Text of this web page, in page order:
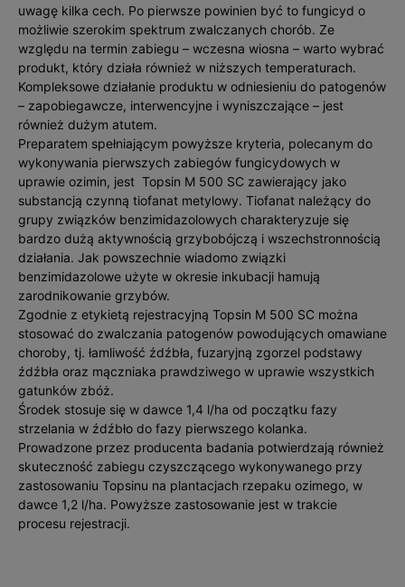
uwagę kilka cech. Po pierwsze powinien być to fungicyd o
możliwie szerokim spektrum zwalczanych chorób. Ze
względu na termin zabiegu – wczesna wiosna – warto wybrać
produkt, który działa również w niższych temperaturach.
Kompleksowe działanie produktu w odniesieniu do patogenów
– zapobiegawcze, interwencyjne i wyniszczające – jest
również dużym atutem.
Preparatem spełniającym powyższe kryteria, polecanym do
wykonywania pierwszych zabiegów fungicydowych w
uprawie ozimin, jest Topsin M 500 SC zawierający jako
substancją czynną tiofanat metylowy. Tiofanat należący do
grupy związków benzimidazolowych charakteryzuje się
bardzo dużą aktywnością grzybobójczą i wszechstronnością
działania. Jak powszechnie wiadomo związki
benzimidazolowe użyte w okresie inkubacji hamują
zarodnikowanie grzybów.
Zgodnie z etykietą rejestracyjną Topsin M 500 SC można
stosować do zwalczania patogenów powodujących omawiane
choroby, tj. łamliwość źdźbła, fuzaryjną zgorzel podstawy
źdźbła oraz mączniaka prawdziwego w uprawie wszystkich
gatunków zbóż.
Środek stosuje się w dawce 1,4 l/ha od początku fazy
strzelania w źdźbło do fazy pierwszego kolanka.
Prowadzone przez producenta badania potwierdzają również
skuteczność zabiegu czyszczącego wykonywanego przy
zastosowaniu Topsinu na plantacjach rzepaku ozimego, w
dawce 1,2 l/ha. Powyższe zastosowanie jest w trakcie
procesu rejestracji.